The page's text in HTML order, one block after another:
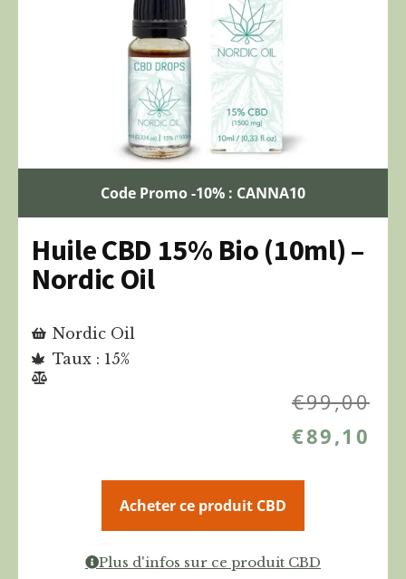
Code Promo -10% : CANNA10
Huile CBD 15% Bio (10ml) –
Nordic Oil
Nordic Oil
Taux : 15%
€99,00
€89,10
Acheter ce produit CBD
Plus d'infos sur ce produit CBD